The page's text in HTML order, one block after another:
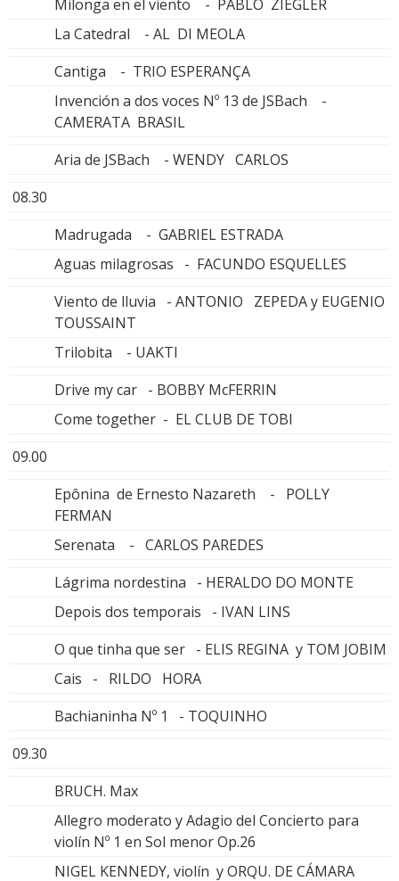
Milonga en el viento - PABLO ZIEGLER
La Catedral - AL DI MEOLA
Cantiga - TRIO ESPERANÇA
Invención a dos voces Nº 13 de JSBach -
CAMERATA BRASIL
Aria de JSBach - WENDY CARLOS
08.30
Madrugada - GABRIEL ESTRADA
Aguas milagrosas - FACUNDO ESQUELLES
Viento de lluvia - ANTONIO ZEPEDA y EUGENIO
TOUSSAINT
Trilobita - UAKTI
Drive my car - BOBBY McFERRIN
Come together - EL CLUB DE TOBI
09.00
Epônina de Ernesto Nazareth - POLLY
FERMAN
Serenata - CARLOS PAREDES
Lágrima nordestina - HERALDO DO MONTE
Depois dos temporais - IVAN LINS
O que tinha que ser - ELIS REGINA y TOM JOBIM
Cais - RILDO HORA
Bachianinha Nº 1 - TOQUINHO
09.30
BRUCH. Max
Allegro moderato y Adagio del Concierto para
violín Nº 1 en Sol menor Op.26
NIGEL KENNEDY, violín y ORQU. DE CÁMARA